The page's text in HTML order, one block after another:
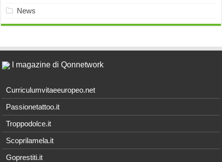
News
I magazine di Qonnetwork
Curriculumvitaeeuropeo.net
Passionetattoo.it
Troppodolce.it
Scoprilamela.it
Goprestiti.it